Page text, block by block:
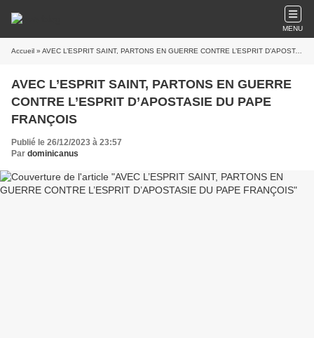
MENU
Accueil » AVEC L’ESPRIT SAINT, PARTONS EN GUERRE CONTRE L’ESPRIT D’APOSTASIE DU PAPE FRANÇOIS
AVEC L’ESPRIT SAINT, PARTONS EN GUERRE
CONTRE L’ESPRIT D’APOSTASIE DU PAPE
FRANÇOIS
Publié le 26/12/2023 à 23:57
Par dominicanus